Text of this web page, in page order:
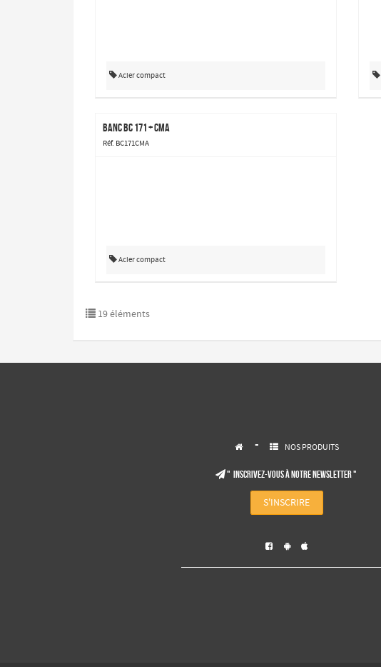
Acier compact
Banc BC 171 + CMA
Réf. BC171CMA
Acier compact
19 éléments
 -  NOS PRODUITS
" Inscrivez-vous à notre NEWSLETTER "
S'INSCRIRE
  